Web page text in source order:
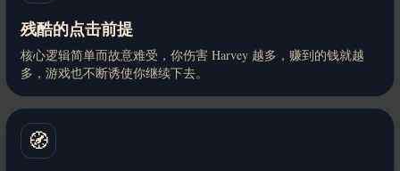
残酷的点击前提
核心逻辑简单而故意难受，你伤害 Harvey 越多，赚到的钱就越
多，游戏也不断诱使你继续下去。
🧭